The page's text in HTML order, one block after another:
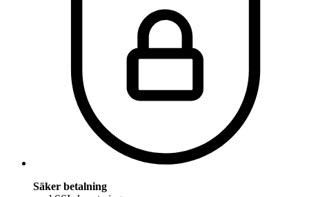
Säker betalning